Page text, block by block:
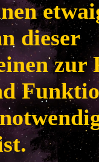
dieser
zur